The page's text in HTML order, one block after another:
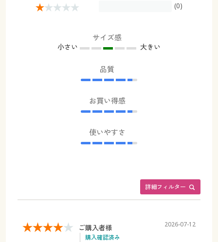
(0)
サイズ感
小さい 大きい
品質
お買い得感
使いやすさ
詳細フィルター
ご購入者様
購入確認済み
2026-07-12